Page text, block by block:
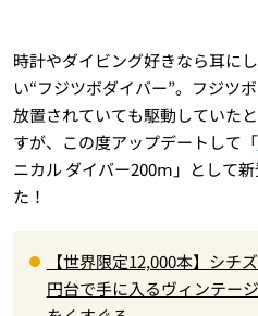
時計やダイビング好きなら耳に
い“フジツボダイバー”。フジツ
放置されていても駆動していた
すが、この度アップデートして「
ニカル ダイバー200ⅿ」として
た！
【世界限定12,000本】シチ
円台で手に入るヴィンテー